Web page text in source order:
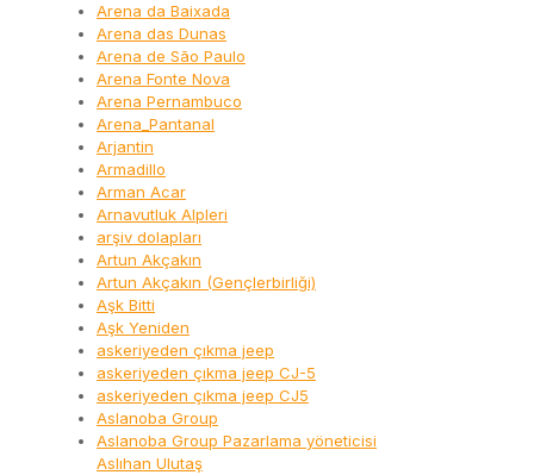
Arena da Baixada
Arena das Dunas
Arena de São Paulo
Arena Fonte Nova
Arena Pernambuco
Arena_Pantanal
Arjantin
Armadillo
Arman Acar
Arnavutluk Alpleri
arşiv dolapları
Artun Akçakın
Artun Akçakın (Gençlerbirliği)
Aşk Bitti
Aşk Yeniden
askeriyeden çıkma jeep
askeriyeden çıkma jeep CJ-5
askeriyeden çıkma jeep CJ5
Aslanoba Group
Aslanoba Group Pazarlama yöneticisi
Aslıhan Ulutaş